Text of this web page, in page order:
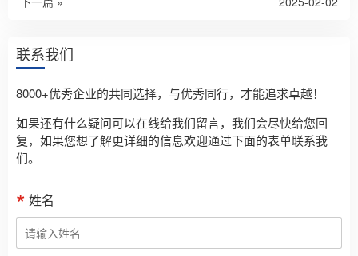
联系我们
8000+优秀企业的共同选择，与优秀同行，才能追求卓越！
如果还有什么疑问可以在线给我们留言，我们会尽快给您回
复，如果您想了解更详细的信息欢迎通过下面的表单联系我
们。
姓名